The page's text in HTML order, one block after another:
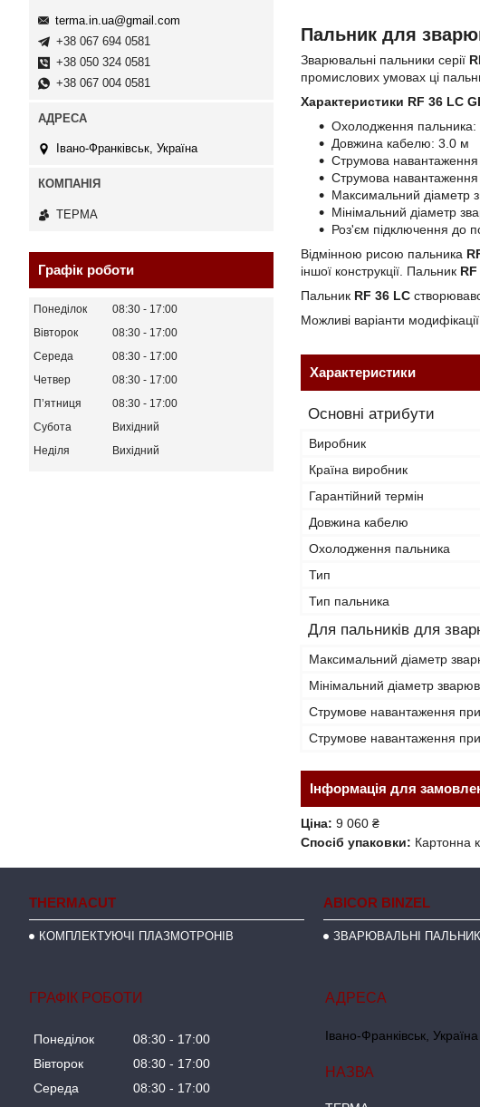
Пальник для
Зварювальні пальники серії
промислових умовах ці
Характеристики RF 36 LC
Охолодження пальника:
Довжина кабелю: 3.0 м
Струмова навантаження
Струмова навантаження
Максимальний діаметр
Мінімальний діаметр
Роз'єм підключення до
Відмінною рисою пальника
іншої конструкції. Пальник
Пальник RF 36 LC
Можливі варіанти
Характеристики
Основні атрибути
Виробник
Країна виробник
Гарантійний термін
Довжина кабелю
Охолодження пальника
Тип
Тип пальника
Для пальників для
Максимальний діаметр
Мінімальний діаметр
Струмове навантаження при
Струмове навантаження при
Інформація для
Ціна: 9 060 ₴
Спосіб упаковки: Картонна
terma.in.ua@gmail.com
+38 067 694 0581
+38 050 324 0581
+38 067 004 0581
Івано-Франківськ, Україна
ТЕРМА
Графік роботи
Понеділок 08:30
17:00
Вівторок
08:30
17:00
Середа
08:30
17:00
Четвер
08:30
17:00
Пʼятниця
08:30
17:00
Субота
Вихідний
Неділя
Вихідний
THERMACUT
КОМПЛЕКТУЮЧІ ПЛАЗМОТРОНІВ
ABICOR BINZEL
ЗВАРЮВАЛЬНІ
ГРАФІК РОБОТИ
Понеділок 08:30
17:00
Вівторок
08:30
17:00
Середа
08:30
17:00
Івано-Франківськ, Україна